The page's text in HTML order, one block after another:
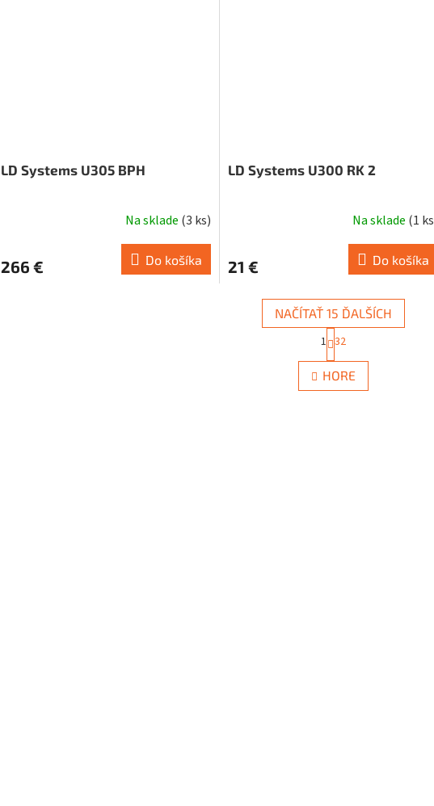
LD Systems U305 BPH
Na sklade (3 ks)
266 € Do košíka
LD Systems U300 RK 2
Na sklade (1 ks
21 € Do košíka
O
v
l
á
NAČÍTAŤ 15 ĎALŠÍCH
S
t
r
á
n
1 32
HORE